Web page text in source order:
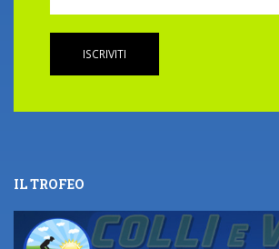
ISCRIVITI
IL TROFEO